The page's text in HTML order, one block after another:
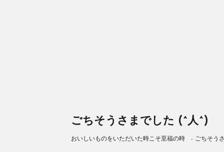
ごちそうさまでした (^人^)
おいしいものをいただいた時こそ至福の時 - ごちそう